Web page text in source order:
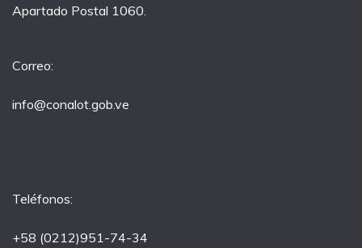
Apartado Postal 1060.
Correo:
info@conalot.gob.ve
Teléfonos:
+58 (0212)951-74-34